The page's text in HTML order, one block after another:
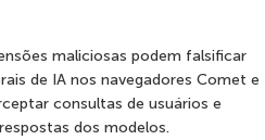
maliciosas podem falsificar
de IA nos navegadores Comet e
consultas de usuários e
dos modelos.